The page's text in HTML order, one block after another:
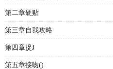
第二章硬贴
第三章自我攻略
第四章捉J
第五章接吻()